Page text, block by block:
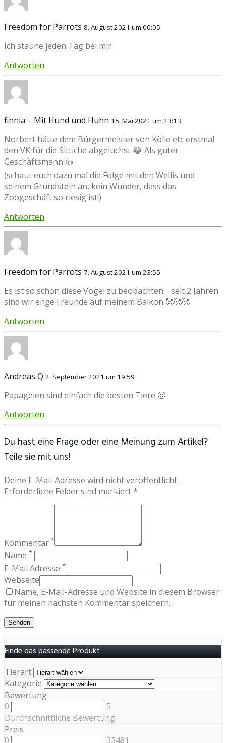
Freedom for Parrots 8. August 2021 um 00:05
Ich staune jeden Tag bei mir
Antworten
finnia – Mit Hund und Huhn 15. Mai 2021 um 23:13
Norbert hätte dem Bürgermeister von Kölle etc erstmal
den VK für die Sittiche abgeluchst 😂 Als guter
Geschäftsmann 👍
(schaut euch dazu mal die Folge mit den Wellis und
seinem Grundstein an, kein Wunder, dass das
Zoogeschäft so riesig ist!)
Antworten
Freedom for Parrots 7. August 2021 um 23:55
Es ist so schön diese Vögel zu beobachten… seit 2 Jahren
sind wir enge Freunde auf meinem Balkon 🥰🥰🥰
Antworten
Andreas Q 2. September 2021 um 19:59
Papageien sind einfach die besten Tiere 🙂
Antworten
Du hast eine Frage oder eine Meinung zum Artikel?
Teile sie mit uns!
Deine E-Mail-Adresse wird nicht veröffentlicht.
Erforderliche Felder sind markiert *
Kommentar *
Name *
E-Mail Adresse *
Webseite
Name, E-Mail-Adresse und Website in diesem Browser
für meinen nächsten Kommentar speichern.
Finde das passende Produkt
Tierart
Kategorie
Bewertung
0
5
Durchschnittliche Bewertung
Preis
0
33481